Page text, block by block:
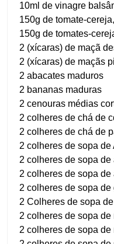
10ml de vinagre
150g de tomate-
150g de tomates-
2 (xícaras) de maçã
2 (xícaras) de maçãs
2 abacates maduros
2 bananas maduras
2 cenouras médias
2 colheres de chá de
2 colheres de chá de
2 colheres de sopa
2 colheres de sopa
2 colheres de sopa
2 colheres de sopa
2 Colheres de sopa
2 colheres de sopa de
2 colheres de sopa de